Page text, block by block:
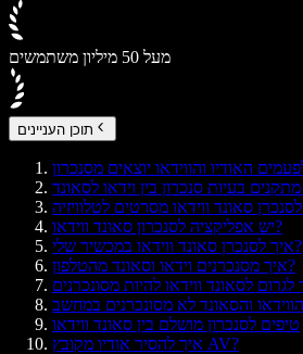
מעל 50 מיליון משתמשים
תוכן העניינים
יש אפליקציה לסנכרון סאונד ווידאו?
איך לסנכרן סאונד ווידאו במכשיר שלי?
איך מסנכרנים וידאו וסאונד מהטלפון?
טיפים לסנכרון מושלם בין סאונד ווידאו
איך להסיר אודיו מקובץ AV?